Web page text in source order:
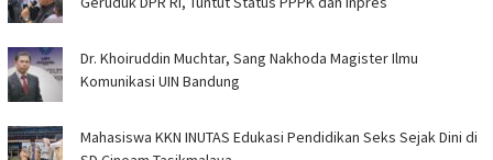
Dr. Khoiruddin Muchtar, Sang Nakhoda Magister Ilmu
Komunikasi UIN Bandung
Mahasiswa KKN INUTAS Edukasi Pendidikan Seks Sejak Dini di